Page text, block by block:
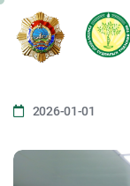
2026-01-01